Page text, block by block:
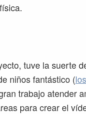
tuve la suerte
niños fantástico (
trabajo atender
para crear el